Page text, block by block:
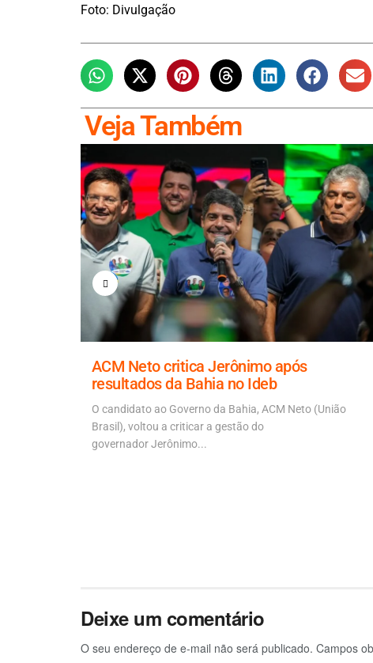
Foto: Divulgação
Veja Também
ACM Neto critica Jerônimo após
resultados da Bahia no Ideb
O candidato ao Governo da Bahia, ACM Neto (União
Brasil), voltou a criticar a gestão do
governador Jerônimo...
Deixe um comentário
O seu endereço de e-mail não será publicado. Campos